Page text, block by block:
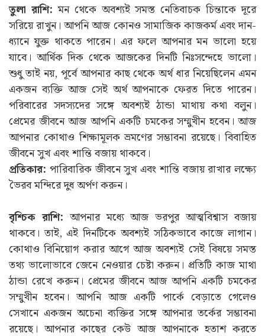
তুলা রাশি: মন থেকে অবশ্যই সমস্ত নেতিবাচক চিন্তাকে দূরে
সরিয়ে রাখুন। আপনি আজ কোনও সামাজিক কাজকর্ম এবং দান-
ধ্যানে যুক্ত থাকতে পারেন। এর ফলে আপনার মন ভালো হয়ে
যাবে। আর্থিক দিক থেকে আজকের দিনটি নিঃসন্দেহে ভালো।
শুধু তাই নয়, পূর্বে আপনার কাছ থেকে অর্থ ধার নিয়েছিলেন এমন
একজন ব্যক্তি আজ সেই অর্থ আপনাকে ফেরত দিতে পারেন।
পরিবারের সদস্যদের সঙ্গে অবশ্যই ঠান্ডা মাথায় কথা বলুন।
প্রেমের জীবনে আজ আপনি একটি চমকের সম্মুখীন হবেন। আজ
আপনার কোথাও শিক্ষামূলক ভ্রমণের সম্ভাবনা রয়েছে। বিবাহিত
জীবনে সুখ এবং শান্তি বজায় থাকবে।
প্রতিকার: পারিবারিক জীবনে সুখ এবং শান্তি বজায় রাখার লক্ষ্যে
ভৈরব মন্দিরে দুধ অর্পণ করুন।
বৃশ্চিক রাশি: আপনার মধ্যে আজ ভরপুর আত্মবিশ্বাস বজায়
থাকবে। তাই, এই দিনটিকে অবশ্যই সঠিকভাবে কাজে লাগান।
কোথাও বিনিয়োগ করার আগে আজ অবশ্যই সেই বিষয়ে সমস্ত
তথ্য ভালোভাবে জেনে নেওয়ার চেষ্টা করুন। প্রতিটি কাজ মাথা
ঠান্ডা রেখে করুন। প্রেমের জীবনে আজ আপনি একটি চমকের
সম্মুখীন হবেন। আপনি আজ একটি পার্কে বেড়াতে গেলেও
সেখানে একজন অচেনা ব্যক্তির সঙ্গে আপনার তর্কের সম্ভাবনা
রয়েছে। আপনার কাছের কেউ আজ আপনাকে হতাশ করতে